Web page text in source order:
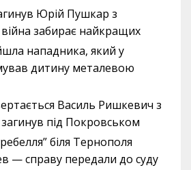
Юрій Пушкар з
забирає найкращих
нападника, який у
дитину металевою
Василь Ришкевич з
під Покровськом
біля Тернополя
— справу передали до суду